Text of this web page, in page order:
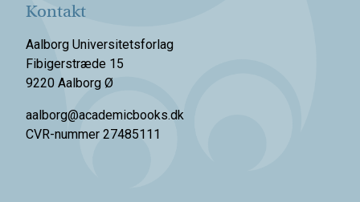
Kontakt
Aalborg Universitetsforlag
Fibigerstræde 15
9220 Aalborg Ø
aalborg@academicbooks.dk
CVR-nummer 27485111